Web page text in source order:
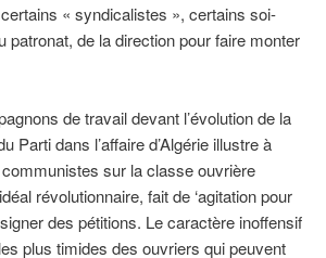
« syndicalistes », certains soi-
de la direction pour faire monter
de travail devant l’évolution de la
Parti dans l’affaire d’Algérie illustre à
sur la classe ouvrière
révolutionnaire, fait de ‘agitation pour
des pétitions. Le caractère inoffensif
plus timides des ouvriers qui peuvent